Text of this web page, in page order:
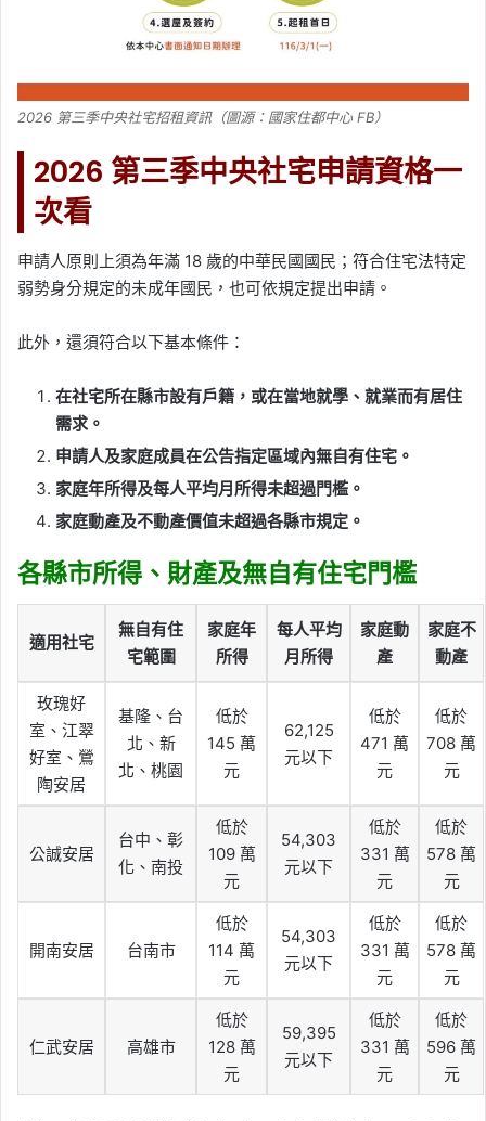
2026 第三季中央社宅招租資訊（圖源：國家住都中心 FB）
2026 第三季中央社宅申請資格一
次看
申請人原則上須為年滿 18 歲的中華民國國民；符合住宅法特定
弱勢身分規定的未成年國民，也可依規定提出申請。
此外，還須符合以下基本條件：
在社宅所在縣市設有戶籍，或在當地就學、就業而有居住
需求。
申請人及家庭成員在公告指定區域內無自有住宅。
家庭年所得及每人平均月所得未超過門檻。
家庭動產及不動產價值未超過各縣市規定。
各縣市所得、財產及無自有住宅門檻
適用社宅
無自有住
宅範圍
家庭年
所得
每人平均
月所得
家庭動
產
家庭不
動產
玫瑰好
室、江翠
好室、鶯
陶安居
基隆、台
北、新
北、桃園
低於
145 萬
元
62,125
元以下
低於
471 萬
元
低於
708 萬
元
公誠安居
台中、彰
化、南投
低於
109 萬
元
54,303
元以下
低於
331 萬
元
低於
578 萬
元
開南安居 台南市
低於
114 萬
元
54,303
元以下
低於
331 萬
元
低於
578 萬
元
仁武安居 高雄市
低於
128 萬
元
59,395
元以下
低於
331 萬
元
低於
596 萬
元